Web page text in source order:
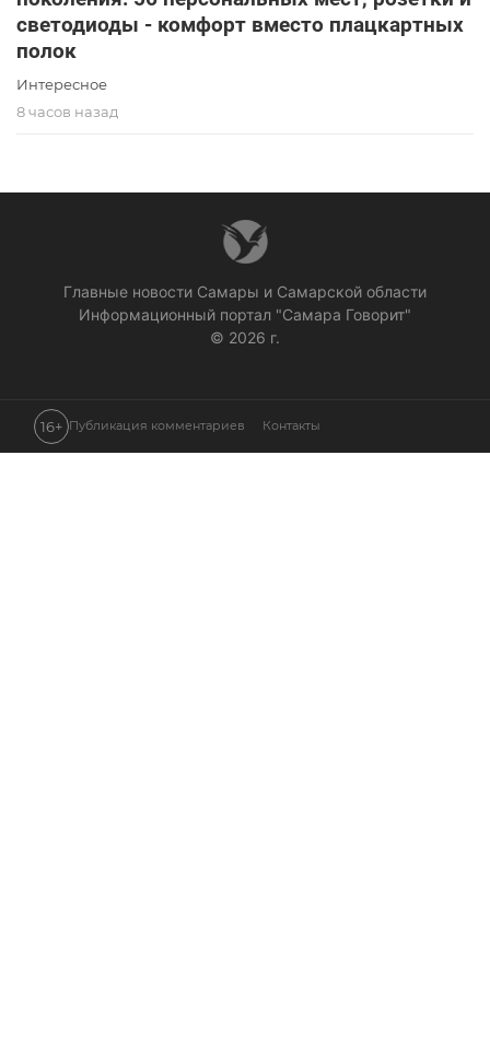
светодиоды - комфорт вместо плацкартных
полок
Интересное
8 часов назад
Главные новости Самары и Самарской области
Информационный портал "Самара Говорит"
© 2026 г.
16+ Публикация комментариев Контакты